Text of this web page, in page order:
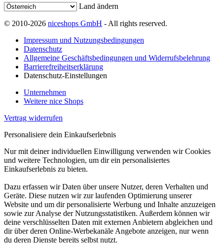
Land ändern
© 2010-2026 niceshops GmbH - All rights reserved.
Impressum und Nutzungsbedingungen
Datenschutz
Allgemeine Geschäftsbedingungen und Widerrufsbelehrung
Barrierefreiheitserklärung
Datenschutz-Einstellungen
Unternehmen
Weitere nice Shops
Vertrag widerrufen
Personalisiere dein Einkaufserlebnis
Nur mit deiner individuellen Einwilligung verwenden wir Cookies
und weitere Technologien, um dir ein personalisiertes
Einkaufserlebnis zu bieten.
Dazu erfassen wir Daten über unsere Nutzer, deren Verhalten und
Geräte. Diese nutzen wir zur laufenden Optimierung unserer
Website und um dir personalisierte Werbung und Inhalte anzuzeigen
sowie zur Analyse der Nutzungsstatistiken. Außerdem können wir
deine verschlüsselten Daten mit externen Anbietern abgleichen und
dir über deren Online-Werbekanäle Angebote anzeigen, nur wenn
du deren Dienste bereits selbst nutzt.